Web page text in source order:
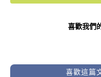
喜歡我們
喜歡這篇